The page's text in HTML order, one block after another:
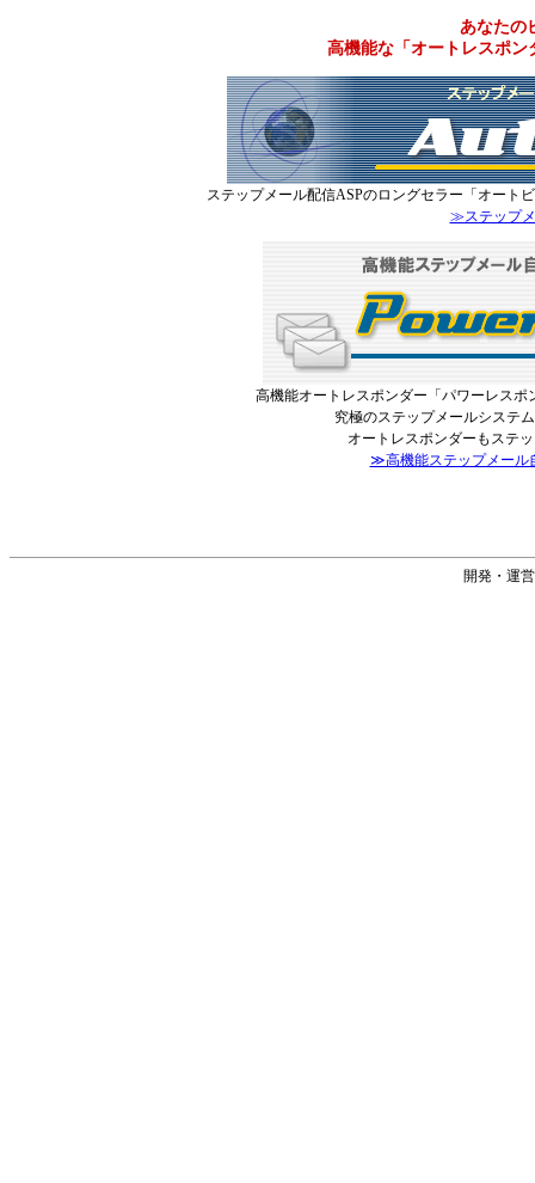
あなたの
高機能な「オートレスポン
ステップメール配信ASPのロングセラー「オート
≫ステップ
高機能オートレスポンダー「パワーレス
究極のステップメールシステ
オートレスポンダーもステ
≫高機能ステップメール
開発・運